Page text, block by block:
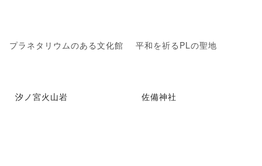
プラネタリウムのある文化館 平和を祈るPLの聖地
汐ノ宮火山岩 佐備神社